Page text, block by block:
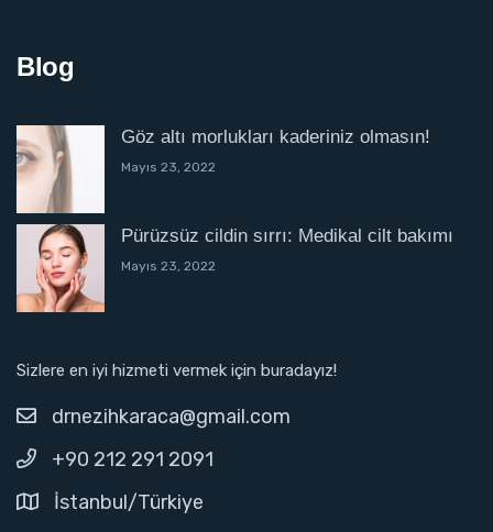
Blog
Göz altı morlukları kaderiniz olmasın!
Mayıs 23, 2022
Pürüzsüz cildin sırrı: Medikal cilt bakımı
Mayıs 23, 2022
Sizlere en iyi hizmeti vermek için buradayız!
drnezihkaraca@gmail.com
+90 212 291 2091
İstanbul/Türkiye